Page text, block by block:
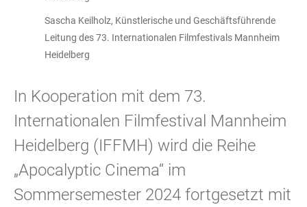
Sascha Keilholz, Künstlerische und Geschäftsführende
Leitung des 73. Internationalen Filmfestivals Mannheim
Heidelberg
In Kooperation mit dem 73.
Internationalen Filmfestival Mannheim
Heidelberg (IFFMH) wird die Reihe
„Apocalyptic Cinema“ im
Sommersemester 2024 fortgesetzt mit